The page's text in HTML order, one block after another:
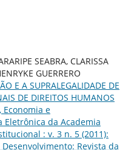
SEABRA, CLARISSA
GUERRERO
E A SUPRALEGALIDADE DE
DE DIREITOS HUMANOS
Economia e
Eletrônica da Academia
: v. 3 n. 5 (2011):
Revista da